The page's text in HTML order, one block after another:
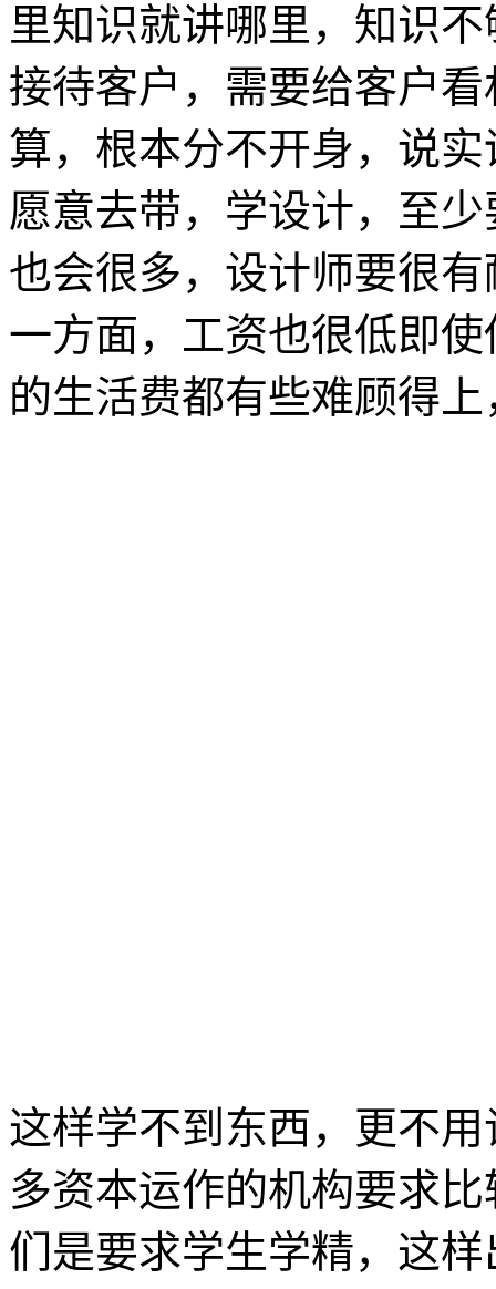
里知识就讲哪里，知识
接待客户，需要给客户
算，根本分不开身，说
愿意去带，学设计，至
也会很多，设计师要很
一方面，工资也很低即
的生活费都有些难顾得
这样学不到东西，更不
多资本运作的机构要求
们是要求学生学精，这